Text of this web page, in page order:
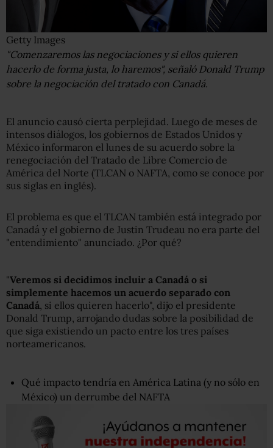
Getty Images
"Comenzaremos las negociaciones y si ellos quieren
hacerlo de forma justa, lo haremos", señaló Donald Trump
sobre la negociación del tratado con Canadá.
El anuncio causó cierta perplejidad. Luego de meses de
intensos diálogos, los gobiernos de Estados Unidos y
México informaron el lunes de su acuerdo sobre la
renegociación del Tratado de Libre Comercio de
América del Norte (TLCAN o NAFTA, como se conoce por
sus siglas en inglés).
El problema es que el TLCAN también está integrado por
Canadá y el gobierno de Justin Trudeau no era parte del
"entendimiento" anunciado. ¿Por qué?
"Veremos si decidimos incluir a Canadá o si
simplemente hacemos un acuerdo separado con
Canadá , si ellos quieren hacerlo", dijo el presidente
Donald Trump, arrojando dudas sobre la posibilidad de
que siga existiendo un pacto entre los tres países
norteamericanos.
Qué impacto tendría en América Latina (y no sólo en
México) un derrumbe del NAFTA